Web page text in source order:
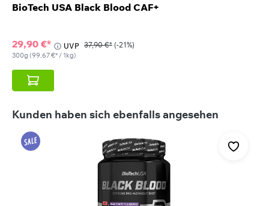
BioTech USA Black Blood CAF+
29,90 €* UVP 37,90 €* (-21%)
300g (99,67 €* / 1kg)
Produktgalerie überspringen
Kunden haben sich ebenfalls angesehen